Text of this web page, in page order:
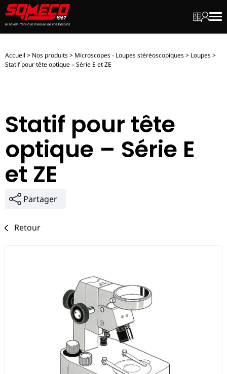
MonMon
Accueil > Nos produits> Microscopes - Loupes stéréoscopiques> Loupes>
Statif pour tête optique – Série E et ZE
Statif pour tête
optique – Série E
et ZE
Partager
Retour